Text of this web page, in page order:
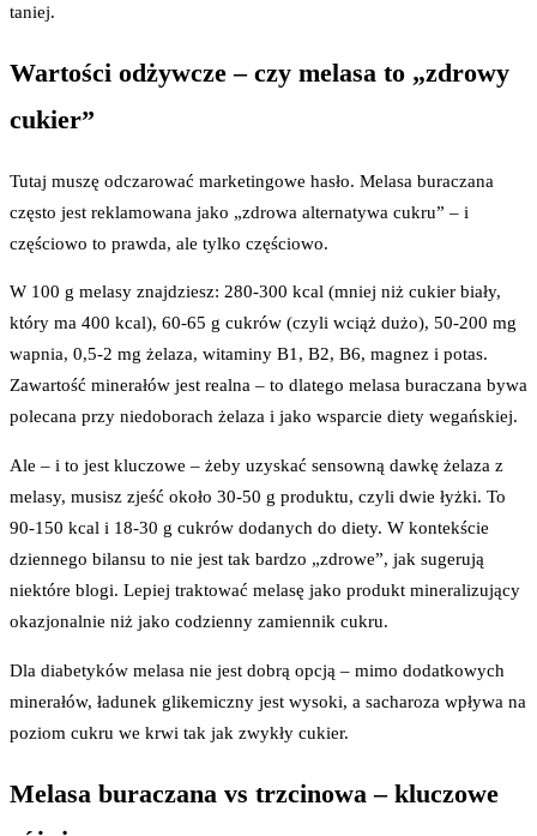
taniej.
Wartości odżywcze – czy melasa to „zdrowy
cukier”
Tutaj muszę odczarować marketingowe hasło. Melasa buraczana
często jest reklamowana jako „zdrowa alternatywa cukru” – i
częściowo to prawda, ale tylko częściowo.
W 100 g melasy znajdziesz: 280-300 kcal (mniej niż cukier biały,
który ma 400 kcal), 60-65 g cukrów (czyli wciąż dużo), 50-200 mg
wapnia, 0,5-2 mg żelaza, witaminy B1, B2, B6, magnez i potas.
Zawartość minerałów jest realna – to dlatego melasa buraczana bywa
polecana przy niedoborach żelaza i jako wsparcie diety wegańskiej.
Ale – i to jest kluczowe – żeby uzyskać sensowną dawkę żelaza z
melasy, musisz zjeść około 30-50 g produktu, czyli dwie łyżki. To
90-150 kcal i 18-30 g cukrów dodanych do diety. W kontekście
dziennego bilansu to nie jest tak bardzo „zdrowe”, jak sugerują
niektóre blogi. Lepiej traktować melasę jako produkt mineralizujący
okazjonalnie niż jako codzienny zamiennik cukru.
Dla diabetyków melasa nie jest dobrą opcją – mimo dodatkowych
minerałów, ładunek glikemiczny jest wysoki, a sacharoza wpływa na
poziom cukru we krwi tak jak zwykły cukier.
Melasa buraczana vs trzcinowa – kluczowe